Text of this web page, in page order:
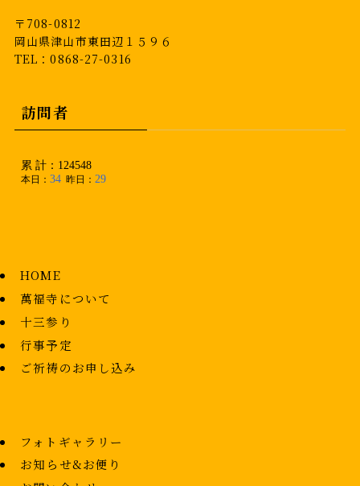
〒708-0812
岡山県津山市東田辺１５９６
TEL：0868-27-0316
訪問者
HOME
萬福寺について
十三参り
行事予定
ご祈祷のお申し込み
フォトギャラリー
お知らせ&お便り